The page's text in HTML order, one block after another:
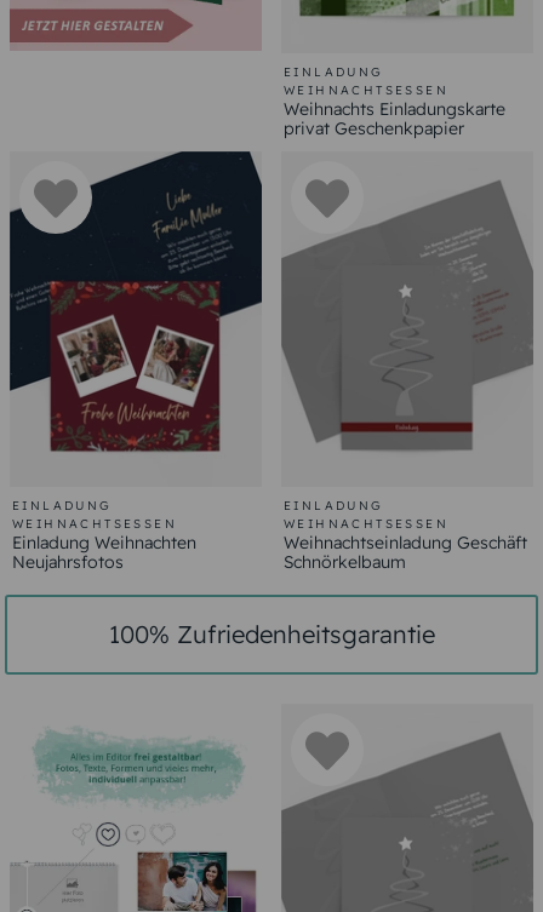
EINLADUNG
WEIHNACHTSESSEN
Weihnachts Einladungskarte
privat Geschenkpapier
EINLADUNG
WEIHNACHTSESSEN
Einladung Weihnachten
Neujahrsfotos
EINLADUNG
WEIHNACHTSESSEN
Weihnachtseinladung Geschäft
Schnörkelbaum
100% Zufriedenheitsgarantie